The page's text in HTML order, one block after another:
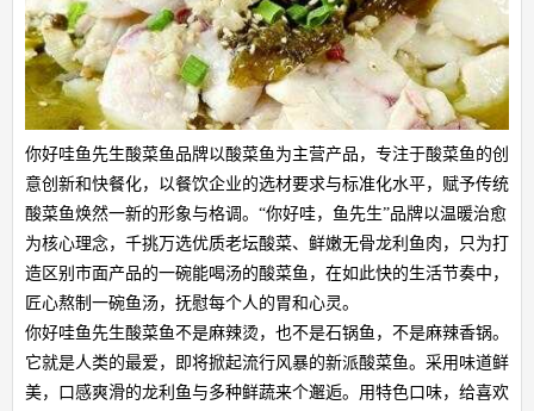
你好哇鱼先生酸菜鱼品牌以酸菜鱼为主营产品，专注于酸菜鱼的创
意创新和快餐化，以餐饮企业的选材要求与标准化水平，赋予传统
酸菜鱼焕然一新的形象与格调。“你好哇，鱼先生”品牌以温暖治愈
为核心理念，千挑万选优质老坛酸菜、鲜嫩无骨龙利鱼肉，只为打
造区别市面产品的一碗能喝汤的酸菜鱼，在如此快的生活节奏中，
匠心熬制一碗鱼汤，抚慰每个人的胃和心灵。
你好哇鱼先生酸菜鱼不是麻辣烫，也不是石锅鱼，不是麻辣香锅。
它就是人类的最爱，即将掀起流行风暴的新派酸菜鱼。采用味道鲜
美，口感爽滑的龙利鱼与多种鲜蔬来个邂逅。用特色口味，给喜欢